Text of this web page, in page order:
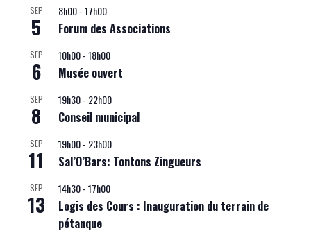
SEP
5
8h00-17h00
Forum des Associations
SEP
6
10h00-18h00
Musée ouvert
SEP
8
19h30- 22h00
Conseil municipal
SEP
11
19h00- 23h00
Sal’O’Bars: Tontons Zingueurs
SEP
13
14h30-17h00
Logis des Cours : Inauguration du terrain de
pétanque